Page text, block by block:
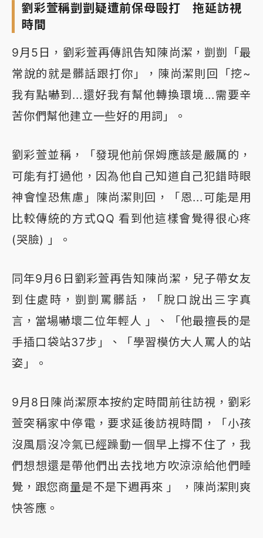
劉彩萱稱剴剴疑遭前保母毆打 拖延訪視
時間
9月5日，劉彩萱再傳訊告知陳尚潔，剴剴「最
常說的就是髒話跟打你」，陳尚潔則回「挖~
我有點嚇到...還好我有幫他轉換環境...需要辛
苦你們幫他建立一些好的用詞」。
劉彩萱並稱，「發現他前保姆應該是嚴厲的，
可能有打過他，因為他自己知道自己犯錯時眼
神會惶恐焦慮」陳尚潔則回，「恩...可能是用
比較傳統的方式QQ 看到他這樣會覺得很心疼
(哭臉) 」。
同年9月6日劉彩萱再告知陳尚潔，兒子帶女友
到住處時，剴剴罵髒話，「脫口說出三字真
言，當場嚇壞二位年輕人 」、「他最擅長的是
手插口袋站37步」、「學習模仿大人罵人的站
姿」。
9月8日陳尚潔原本按約定時間前往訪視，劉彩
萱突稱家中停電，要求延後訪視時間，「小孩
沒風扇沒冷氣已經躁動一個早上撐不住了，我
們想想還是帶他們出去找地方吹涼涼給他們睡
覺，跟您商量是不是下週再來 」 ，陳尚潔則爽
快答應。